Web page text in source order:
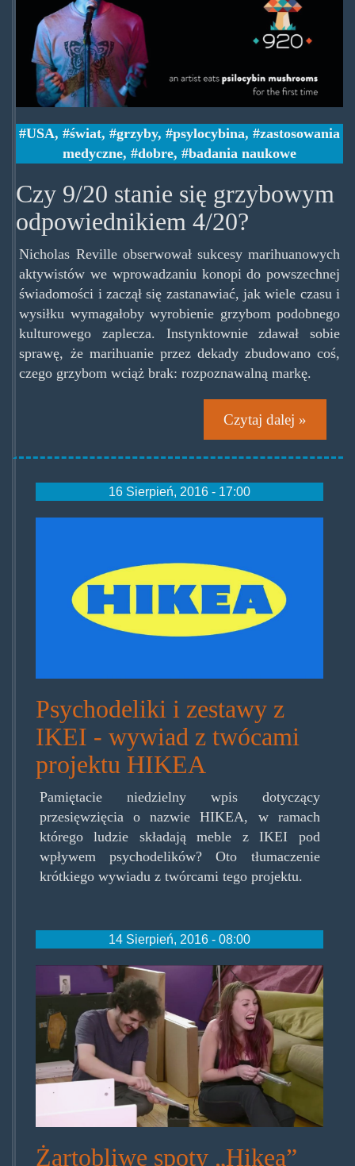
USA, świat, grzyby, psylocybina,
zastosowania
medyczne, dobre, badania naukowe
Czy 9/20 stanie się grzybowym
odpowiednikiem 4/20?
Nicholas Reville obserwował sukcesy marihuanowych
aktywistów we wprowadzaniu konopi do powszechnej
świadomości i zaczął się zastanawiać, jak wiele czasu i
wysiłku wymagałoby wyrobienie grzybom podobnego
kulturowego zaplecza. Instynktownie zdawał sobie
sprawę, że marihuanie przez dekady zbudowano coś,
czego grzybom wciąż brak: rozpoznawalną markę.
Czytaj dalej »
16 Sierpień, 2016 - 17:00
Psychodeliki i zestawy z
IKEI - wywiad z twócami
projektu HIKEA
Pamiętacie niedzielny wpis dotyczący
przesięwzięcia o nazwie HIKEA, w ramach
którego ludzie składają meble z IKEI pod
wpływem psychodelików? Oto tłumaczenie
krótkiego wywiadu z twórcami tego projektu.
14 Sierpień, 2016 - 08:00
hikea00.jpg
Żartobliwe spoty „Hikea”